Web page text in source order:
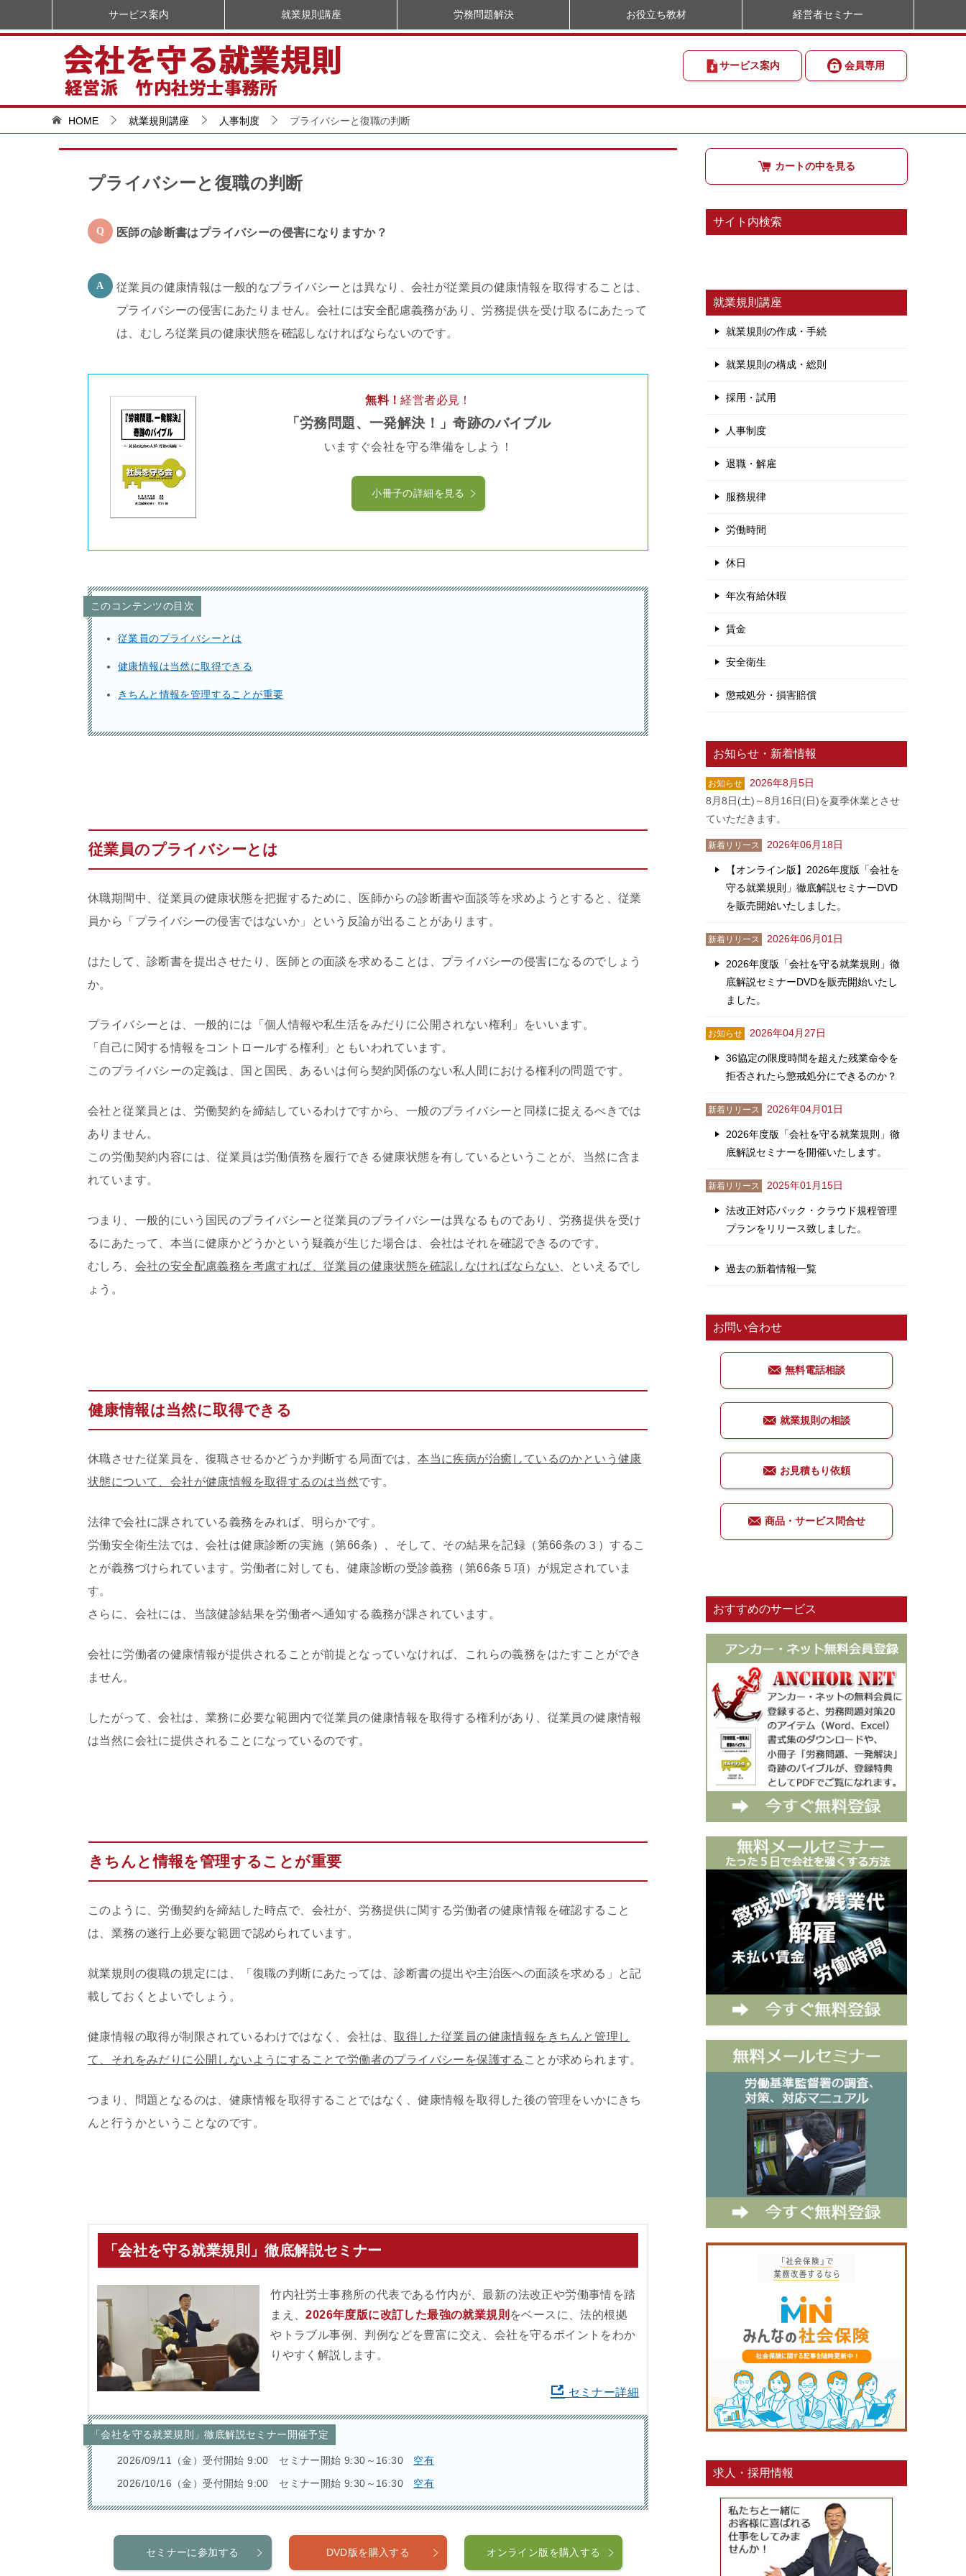
サービス案内 会員専用
サービス案内 就業規則講座 労務問題解決 お役立ち教材 経営者セミナー
HOME 就業規則講座 人事制度 プライバシーと復職の判断
プライバシーと復職の判断
医師の診断書はプライバシーの侵害になりますか？
従業員の健康情報は一般的なプライバシーとは異なり、会社が従業員の健康情報を取得することは、
プライバシーの侵害にあたりません。会社には安全配慮義務があり、労務提供を受け取るにあたって
は、むしろ従業員の健康状態を確認しなければならないのです。
無料！経営者必見！
「労務問題、一発解決！」奇跡のバイブル
いますぐ会社を守る準備をしよう！
小冊子の詳細を見る
このコンテンツの目次
従業員のプライバシーとは
健康情報は当然に取得できる
きちんと情報を管理することが重要
従業員のプライバシーとは
休職期間中、従業員の健康状態を把握するために、医師からの診断書や面談等を求めようとすると、従業
員から「プライバシーの侵害ではないか」という反論が出ることがあります。
はたして、診断書を提出させたり、医師との面談を求めることは、プライバシーの侵害になるのでしょう
か。
プライバシーとは、一般的には「個人情報や私生活をみだりに公開されない権利」をいいます。
「自己に関する情報をコントロールする権利」ともいわれています。
このプライバシーの定義は、国と国民、あるいは何ら契約関係のない私人間における権利の問題です。
会社と従業員とは、労働契約を締結しているわけですから、一般のプライバシーと同様に捉えるべきでは
ありません。
この労働契約内容には、従業員は労働債務を履行できる健康状態を有しているということが、当然に含ま
れています。
つまり、一般的にいう国民のプライバシーと従業員のプライバシーは異なるものであり、労務提供を受け
るにあたって、本当に健康かどうかという疑義が生じた場合は、会社はそれを確認できるのです。
むしろ、 会社の安全配慮義務を考慮すれば、従業員の健康状態を確認しなければならない 、といえるでし
ょう。
健康情報は当然に取得できる
休職させた従業員を、復職させるかどうか判断する局面では、本当に疾病が治癒しているのかという健康
状態について、会社が健康情報を取得するのは当然です。
法律で会社に課されている義務をみれば、明らかです。
労働安全衛生法では、会社は健康診断の実施（第66条）、そして、その結果を記録（第66条の３）するこ
とが義務づけられています。労働者に対しても、健康診断の受診義務（第66条５項）が規定されていま
す。
さらに、会社には、当該健診結果を労働者へ通知する義務が課されています。
会社に労働者の健康情報が提供されることが前提となっていなければ、これらの義務をはたすことができ
ません。
したがって、会社は、業務に必要な範囲内で従業員の健康情報を取得する権利があり、従業員の健康情報
は当然に会社に提供されることになっているのです。
きちんと情報を管理することが重要
このように、労働契約を締結した時点で、会社が、労務提供に関する労働者の健康情報を確認すること
は、業務の遂行上必要な範囲で認められています。
就業規則の復職の規定には、「復職の判断にあたっては、診断書の提出や主治医への面談を求める」と記
載しておくとよいでしょう。
健康情報の取得が制限されているわけではなく、会社は、取得した従業員の健康情報をきちんと管理し
て、それをみだりに公開しないようにすることで労働者のプライバシーを保護する ことが求められます。
つまり、問題となるのは、健康情報を取得することではなく、健康情報を取得した後の管理をいかにきち
んと行うかということなのです。
「会社を守る就業規則」徹底解説セミナー
竹内社労士事務所の代表である竹内が、最新の法改正や労働事情を踏
まえ、2026年度版に改訂した最強の就業規則 をベースに、法的根拠
やトラブル事例、判例などを豊富に交え、会社を守るポイントをわか
りやすく解説します。
セミナー詳細
「会社を守る就業規則」徹底解説セミナー開催予定
2026/09/11（金）受付開始 9:00 セミナー開始 9:30～16:30 空有
2026/10/16（金）受付開始 9:00 セミナー開始 9:30～16:30 空有
セミナーに参加する DVD版を購入する オンライン版を購入する
カートの中を見る
サイト内検索
就業規則講座
就業規則の作成・手続
就業規則の構成・総則
採用・試用
人事制度
退職・解雇
服務規律
労働時間
休日
年次有給休暇
賃金
安全衛生
懲戒処分・損害賠償
お知らせ・新着情報
お知らせ
2026年8月5日
8月8日(土)～8月16日(日)を夏季休業とさせ
ていただきます。
新着リリース 2026年06月18日
【オンライン版】2026年度版「会社を
守る就業規則」徹底解説セミナーDVD
を販売開始いたしました。
新着リリース 2026年06月01日
2026年度版「会社を守る就業規則」徹
底解説セミナーDVDを販売開始いたし
ました。
お知らせ 2026年04月27日
36協定の限度時間を超えた残業命令を
拒否されたら懲戒処分にできるのか？
新着リリース 2026年04月01日
2026年度版「会社を守る就業規則」徹
底解説セミナーを開催いたします。
新着リリース 2025年01月15日
法改正対応パック・クラウド規程管理
プランをリリース致しました。
過去の新着情報一覧
お問い合わせ
無料電話相談
就業規則の相談
お見積もり依頼
商品・サービス問合せ
おすすめのサービス
求人・採用情報